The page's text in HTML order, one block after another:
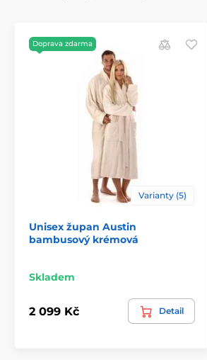
Doprava zdarma
Varianty (5)
Unisex župan Austin
bambusový krémová
Skladem
2 099 Kč Detail